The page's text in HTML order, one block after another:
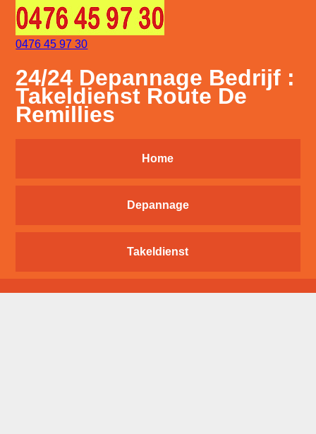
0476 45 97 30
24/24 Depannage Bedrijf :
Takeldienst Route De
Remillies
Home
Depannage
Takeldienst